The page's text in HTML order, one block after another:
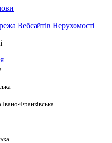
Вебсайтів Нерухомості
Івано-Франківська